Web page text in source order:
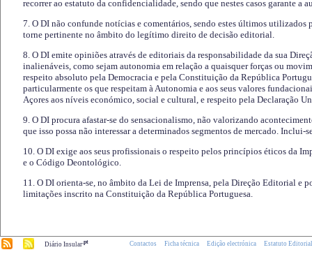
recorrer ao estatuto da confidencialidade, sendo que nestes casos garante a
7. O DI não confunde notícias e comentários, sendo estes últimos utilizados
torne pertinente no âmbito do legítimo direito de decisão editorial.
8. O DI emite opiniões através de editoriais da responsabilidade da sua
inalienáveis, como sejam autonomia em relação a quaisquer forças ou
respeito absoluto pela Democracia e pela Constituição da República
particularmente os que respeitam à Autonomia e aos seus valores
Açores aos níveis económico, social e cultural, e respeito pela Declaração
9. O DI procura afastar-se do sensacionalismo, não valorizando
que isso possa não interessar a determinados segmentos de mercado.
10. O DI exige aos seus profissionais o respeito pelos princípios éticos da
e o Código Deontológico.
11. O DI orienta-se, no âmbito da Lei de Imprensa, pela Direção Editorial e
limitações inscrito na Constituição da República Portuguesa.
Diário Insular.pt Contactos Ficha técnica Edição electrónica Estatuto Editorial